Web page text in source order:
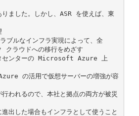
りました。しかし、ASR を使えば、東
ブルなインフラ実現によって、全
クラウドへの移行をめざす
タセンターの Microsoft Azure 上
の活用で仮想サーバーの増強が容
われるので、本社と拠点の両方が被災
出した場合もインフラとして使うこと